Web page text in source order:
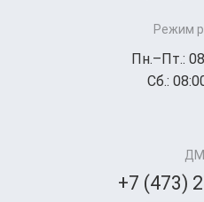
Режим
Пн.–Пт.:
Сб.:
+7 (473)